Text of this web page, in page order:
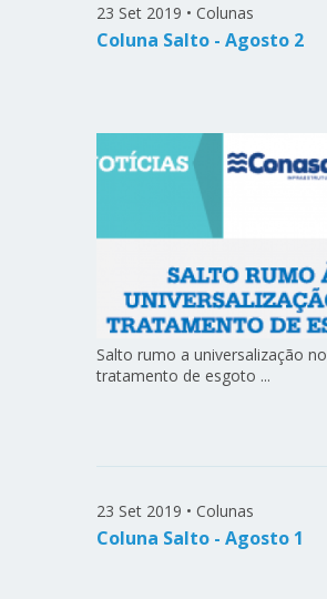
23 Set 2019 •Colunas
Coluna Salto - Agosto 2
Salto rumo a universalização no
tratamento de esgoto ...
23 Set 2019 •Colunas
Coluna Salto - Agosto 1